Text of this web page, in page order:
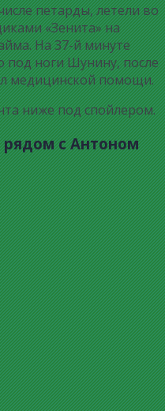
петарды, летели во
«Зенита» на
На 37-й минуте
под ноги Шунину, после
медицинской помощи.
ниже под спойлером.
с Антоном